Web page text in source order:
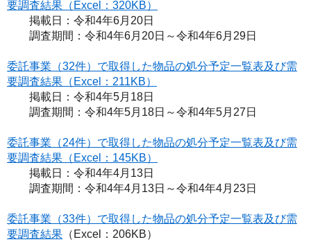
要調査結果（Excel：320KB）
掲載日：令和4年6月20日
調査期間：令和4年6月20日～令和4年6月29日
委託事業（32件）で取得した物品の処分予定一覧表及び需
要調査結果（Excel：211KB）
掲載日：令和4年5月18日
調査期間：令和4年5月18日～令和4年5月27日
委託事業（24件）で取得した物品の処分予定一覧表及び需
要調査結果（Excel：145KB）
掲載日：令和4年4月13日
調査期間：令和4年4月13日～令和4年4月23日
委託事業（33件）で取得した物品の処分予定一覧表及び需
要調査結果 （Excel：206KB）